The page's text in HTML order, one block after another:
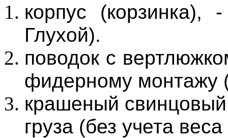
корпус
Глухой).
поводок с
фидерному монтажу
крашеный
груза (без учета